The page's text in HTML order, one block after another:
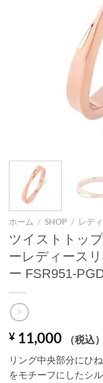
ホーム / SHOP / レデ
ツイストトッ
ーレディース
ー FSR951-
¥ 11,000 （税込）
リング中央部分にひ
をモチーフにしたシ